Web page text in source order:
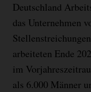
Deutschland
das Unternehmen
arbeiteten Ende
im
als 6.000 Männer